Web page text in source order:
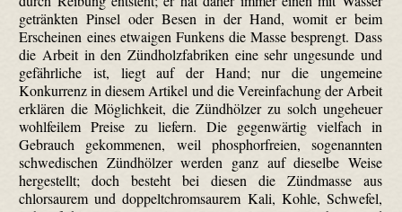
getränkten Pinsel oder Besen in der Hand, womit er beim
Erscheinen eines etwaigen Funkens die Masse besprengt. Dass
die Arbeit in den Zündholzfabriken eine sehr ungesunde und
gefährliche ist, liegt auf der Hand; nur die ungemeine
Konkurrenz in diesem Artikel und die Vereinfachung der Arbeit
erklären die Möglichkeit, die Zündhölzer zu solch ungeheuer
wohlfeilem Preise zu liefern. Die gegenwärtig vielfach in
Gebrauch gekommenen, weil phosphorfreien, sogenannten
schwedischen Zündhölzer werden ganz auf dieselbe Weise
hergestellt; doch besteht bei diesen die Zündmasse aus
chlorsaurem und doppeltchromsaurem Kali, Kohle, Schwefel,